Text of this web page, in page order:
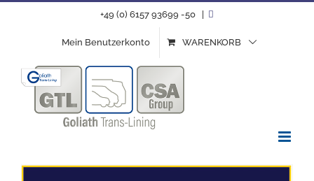
+49 (0) 6157 93699 -50
Mein Benutzerkonto WARENKORB